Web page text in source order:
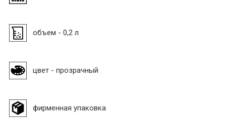
объем - 0,2 л
цвет - прозрачный
фирменная упаковка